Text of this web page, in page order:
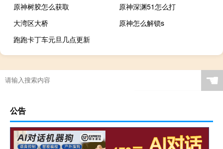
原神树胶怎么获取
原神深渊51怎么打
大湾区大桥
原神怎么解锁s
跑跑卡丁车元旦几点更新
☚
公告